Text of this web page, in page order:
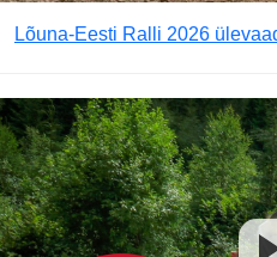
Lõuna-Eesti Ralli 2026